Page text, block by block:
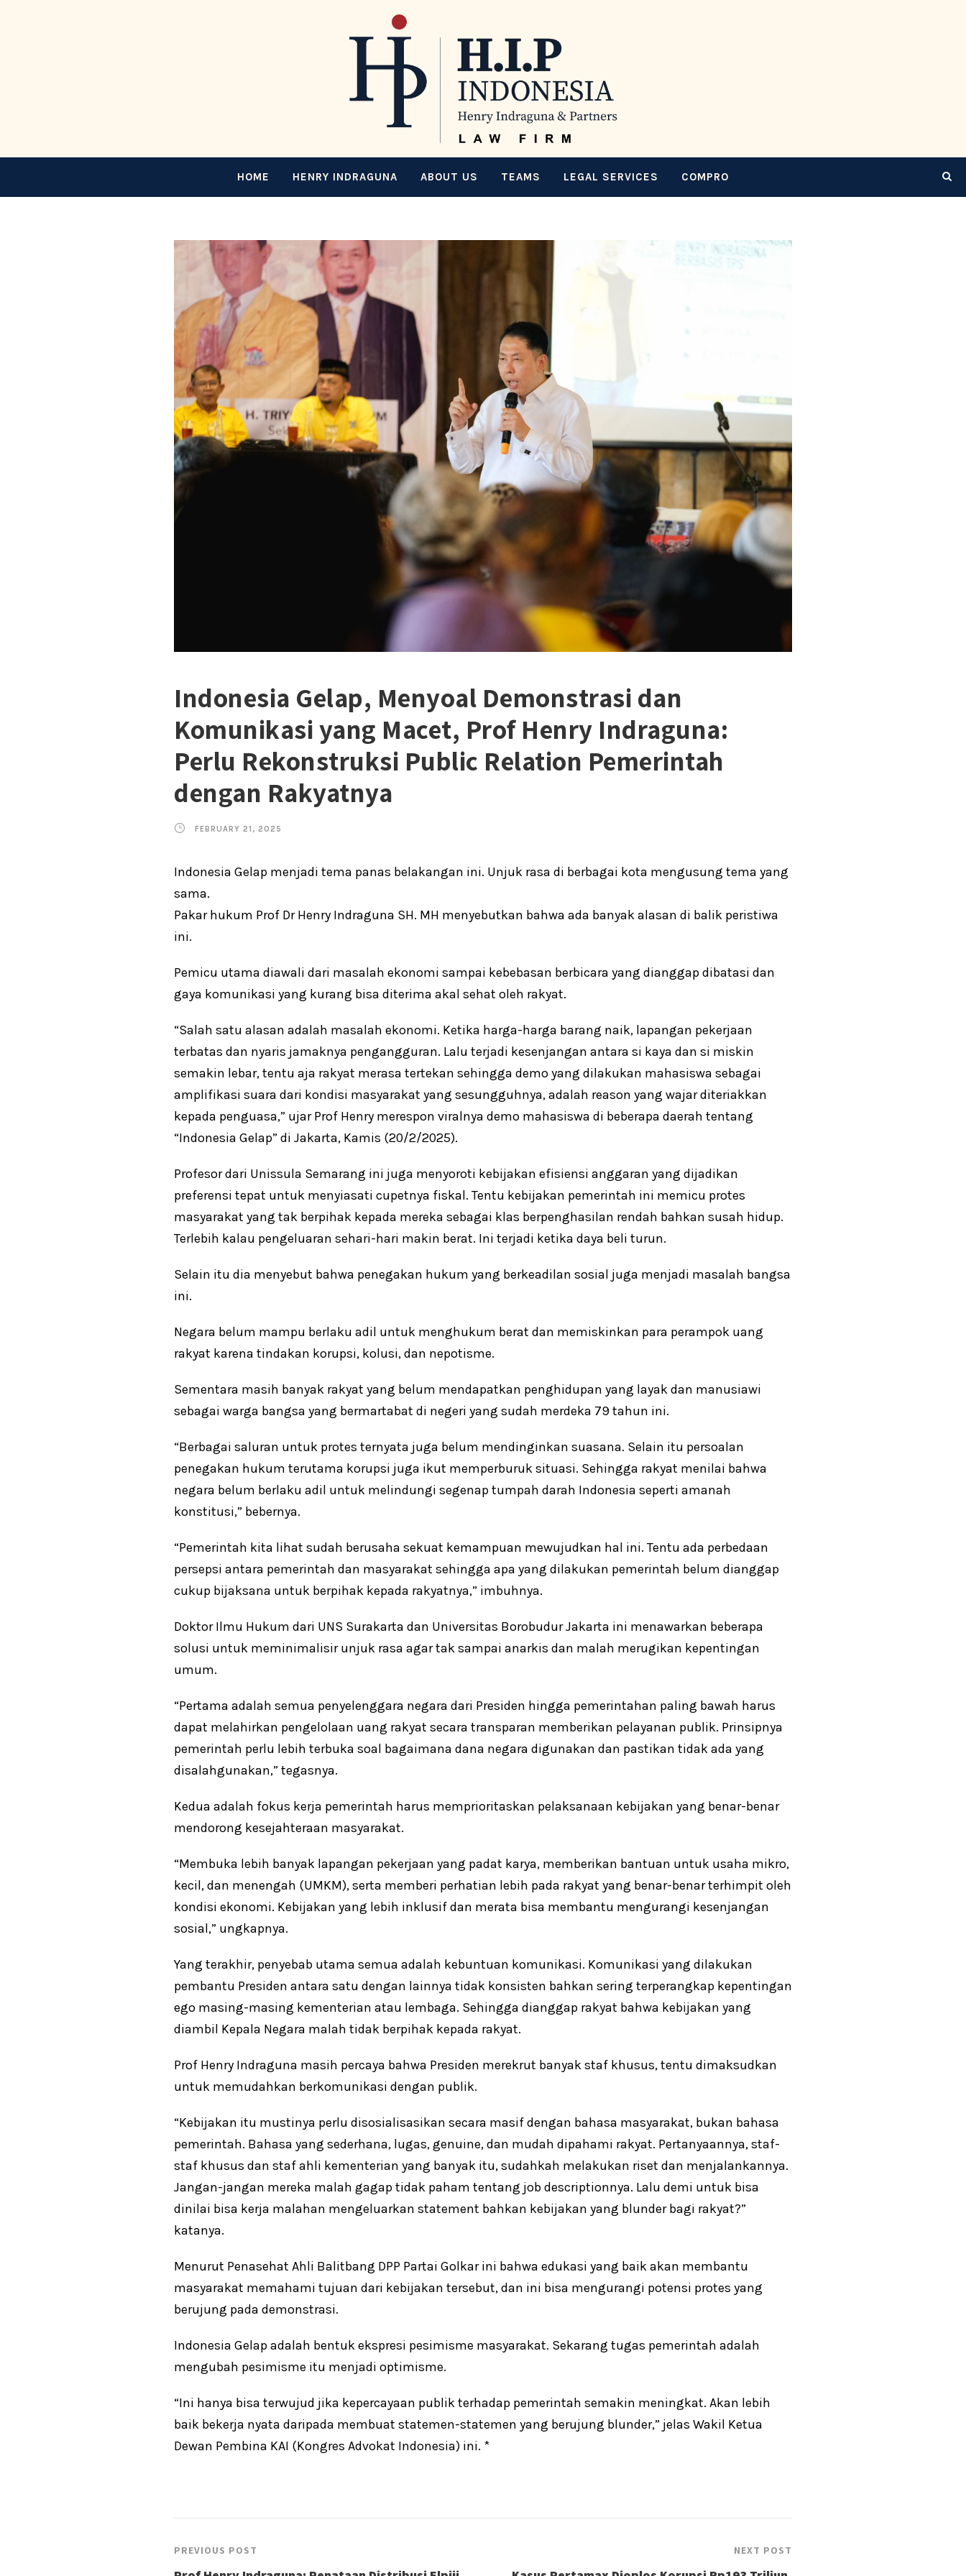
HOME HENRY INDRAGUNA ABOUT US TEAMS LEGAL SERVICES COMPRO
Indonesia Gelap, Menyoal Demonstrasi dan
Komunikasi yang Macet, Prof Henry Indraguna:
Perlu Rekonstruksi Public Relation Pemerintah
dengan Rakyatnya
FEBRUARY 21, 2025
Indonesia Gelap menjadi tema panas belakangan ini. Unjuk rasa di berbagai kota mengusung tema yang
sama.
Pakar hukum Prof Dr Henry Indraguna SH. MH menyebutkan bahwa ada banyak alasan di balik peristiwa
ini.
Pemicu utama diawali dari masalah ekonomi sampai kebebasan berbicara yang dianggap dibatasi dan
gaya komunikasi yang kurang bisa diterima akal sehat oleh rakyat.
“Salah satu alasan adalah masalah ekonomi. Ketika harga-harga barang naik, lapangan pekerjaan
terbatas dan nyaris jamaknya pengangguran. Lalu terjadi kesenjangan antara si kaya dan si miskin
semakin lebar, tentu aja rakyat merasa tertekan sehingga demo yang dilakukan mahasiswa sebagai
amplifikasi suara dari kondisi masyarakat yang sesungguhnya, adalah reason yang wajar diteriakkan
kepada penguasa,” ujar Prof Henry merespon viralnya demo mahasiswa di beberapa daerah tentang
“Indonesia Gelap” di Jakarta, Kamis (20/2/2025).
Profesor dari Unissula Semarang ini juga menyoroti kebijakan efisiensi anggaran yang dijadikan
preferensi tepat untuk menyiasati cupetnya fiskal. Tentu kebijakan pemerintah ini memicu protes
masyarakat yang tak berpihak kepada mereka sebagai klas berpenghasilan rendah bahkan susah hidup.
Terlebih kalau pengeluaran sehari-hari makin berat. Ini terjadi ketika daya beli turun.
Selain itu dia menyebut bahwa penegakan hukum yang berkeadilan sosial juga menjadi masalah bangsa
ini.
Negara belum mampu berlaku adil untuk menghukum berat dan memiskinkan para perampok uang
rakyat karena tindakan korupsi, kolusi, dan nepotisme.
Sementara masih banyak rakyat yang belum mendapatkan penghidupan yang layak dan manusiawi
sebagai warga bangsa yang bermartabat di negeri yang sudah merdeka 79 tahun ini.
“Berbagai saluran untuk protes ternyata juga belum mendinginkan suasana. Selain itu persoalan
penegakan hukum terutama korupsi juga ikut memperburuk situasi. Sehingga rakyat menilai bahwa
negara belum berlaku adil untuk melindungi segenap tumpah darah Indonesia seperti amanah
konstitusi,” bebernya.
“Pemerintah kita lihat sudah berusaha sekuat kemampuan mewujudkan hal ini. Tentu ada perbedaan
persepsi antara pemerintah dan masyarakat sehingga apa yang dilakukan pemerintah belum dianggap
cukup bijaksana untuk berpihak kepada rakyatnya,” imbuhnya.
Doktor Ilmu Hukum dari UNS Surakarta dan Universitas Borobudur Jakarta ini menawarkan beberapa
solusi untuk meminimalisir unjuk rasa agar tak sampai anarkis dan malah merugikan kepentingan
umum.
“Pertama adalah semua penyelenggara negara dari Presiden hingga pemerintahan paling bawah harus
dapat melahirkan pengelolaan uang rakyat secara transparan memberikan pelayanan publik. Prinsipnya
pemerintah perlu lebih terbuka soal bagaimana dana negara digunakan dan pastikan tidak ada yang
disalahgunakan,” tegasnya.
Kedua adalah fokus kerja pemerintah harus memprioritaskan pelaksanaan kebijakan yang benar-benar
mendorong kesejahteraan masyarakat.
“Membuka lebih banyak lapangan pekerjaan yang padat karya, memberikan bantuan untuk usaha mikro,
kecil, dan menengah (UMKM), serta memberi perhatian lebih pada rakyat yang benar-benar terhimpit oleh
kondisi ekonomi. Kebijakan yang lebih inklusif dan merata bisa membantu mengurangi kesenjangan
sosial,” ungkapnya.
Yang terakhir, penyebab utama semua adalah kebuntuan komunikasi. Komunikasi yang dilakukan
pembantu Presiden antara satu dengan lainnya tidak konsisten bahkan sering terperangkap kepentingan
ego masing-masing kementerian atau lembaga. Sehingga dianggap rakyat bahwa kebijakan yang
diambil Kepala Negara malah tidak berpihak kepada rakyat.
Prof Henry Indraguna masih percaya bahwa Presiden merekrut banyak staf khusus, tentu dimaksudkan
untuk memudahkan berkomunikasi dengan publik.
“Kebijakan itu mustinya perlu disosialisasikan secara masif dengan bahasa masyarakat, bukan bahasa
pemerintah. Bahasa yang sederhana, lugas, genuine, dan mudah dipahami rakyat. Pertanyaannya, staf-
staf khusus dan staf ahli kementerian yang banyak itu, sudahkah melakukan riset dan menjalankannya.
Jangan-jangan mereka malah gagap tidak paham tentang job descriptionnya. Lalu demi untuk bisa
dinilai bisa kerja malahan mengeluarkan statement bahkan kebijakan yang blunder bagi rakyat?”
katanya.
Menurut Penasehat Ahli Balitbang DPP Partai Golkar ini bahwa edukasi yang baik akan membantu
masyarakat memahami tujuan dari kebijakan tersebut, dan ini bisa mengurangi potensi protes yang
berujung pada demonstrasi.
Indonesia Gelap adalah bentuk ekspresi pesimisme masyarakat. Sekarang tugas pemerintah adalah
mengubah pesimisme itu menjadi optimisme.
“Ini hanya bisa terwujud jika kepercayaan publik terhadap pemerintah semakin meningkat. Akan lebih
baik bekerja nyata daripada membuat statemen-statemen yang berujung blunder,” jelas Wakil Ketua
Dewan Pembina KAI (Kongres Advokat Indonesia) ini. *
PREVIOUS POST NEXT POST